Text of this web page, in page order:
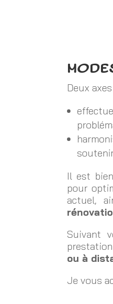
Deux
Il est
pour
actuel,
Suivant
ou à
Je vous